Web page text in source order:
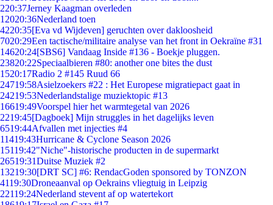
220:37Jerney Kaagman overleden
12020:36Nederland toen
4220:35[Eva vd Wijdeven] geruchten over dakloosheid
7020:29Een tactische/militaire analyse van het front in Oekraïne #31
14620:24[SBS6] Vandaag Inside #136 - Boekje pluggen.
23820:22Speciaalbieren #80: another one bites the dust
1520:17Radio 2 #145 Ruud 66
24719:58Asielzoekers #22 : Het Europese migratiepact gaat in
24219:53Nederlandstalige muziektopic #13
16619:49Voorspel hier het warmtegetal van 2026
2219:45[Dagboek] Mijn struggles in het dagelijks leven
6519:44Afvallen met injecties #4
11419:43Hurricane & Cyclone Season 2026
15119:42"Niche"-historische producten in de supermarkt
26519:31Duitse Muziek #2
13219:30[DRT SC] #6: RendacGoden sponsored by TONZON
4119:30Droneaanval op Oekrains vliegtuig in Leipzig
22119:24Nederland stevent af op watertekort